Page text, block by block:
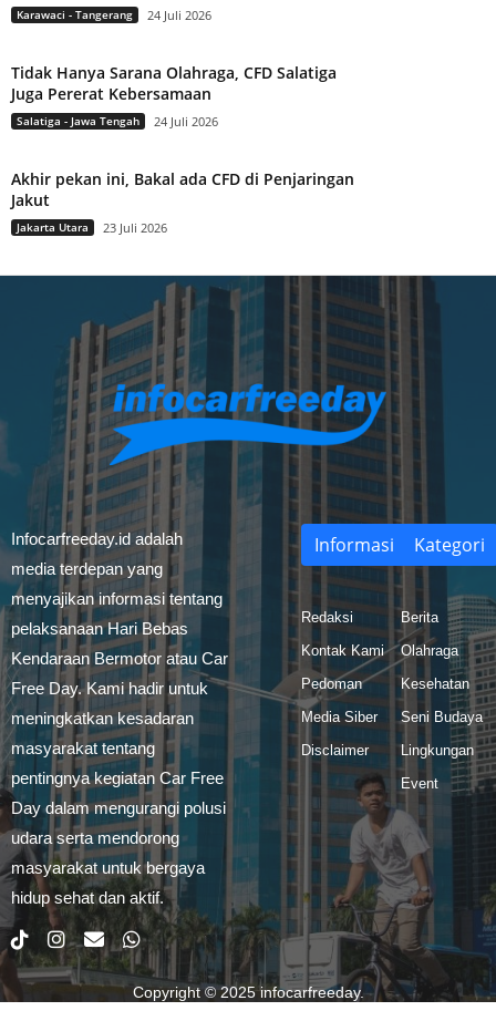
Karawaci - Tangerang 24 Juli 2026
Tidak Hanya Sarana Olahraga, CFD Salatiga
Juga Pererat Kebersamaan
Salatiga - Jawa Tengah 24 Juli 2026
Akhir pekan ini, Bakal ada CFD di Penjaringan
Jakut
Jakarta Utara 23 Juli 2026
Infocarfreeday.id adalah
media terdepan yang
menyajikan informasi tentang
pelaksanaan Hari Bebas
Kendaraan Bermotor atau Car
Free Day. Kami hadir untuk
meningkatkan kesadaran
masyarakat tentang
pentingnya kegiatan Car Free
Day dalam mengurangi polusi
udara serta mendorong
masyarakat untuk bergaya
hidup sehat dan aktif.
Informasi
Redaksi
Kontak Kami
Pedoman
Media Siber
Disclaimer
Kategori
Berita
Olahraga
Kesehatan
Seni Budaya
Lingkungan
Event
Copyright © 2025infocarfreeday.